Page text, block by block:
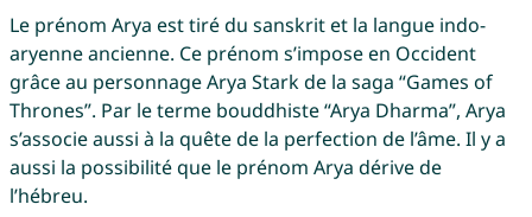
Le prénom Arya est tiré du sanskrit et la langue indo-
aryenne ancienne. Ce prénom s’impose en Occident
grâce au personnage Arya Stark de la saga “Games of
Thrones”. Par le terme bouddhiste “Arya Dharma”, Arya
s’associe aussi à la quête de la perfection de l’âme. Il y a
aussi la possibilité que le prénom Arya dérive de
l’hébreu.